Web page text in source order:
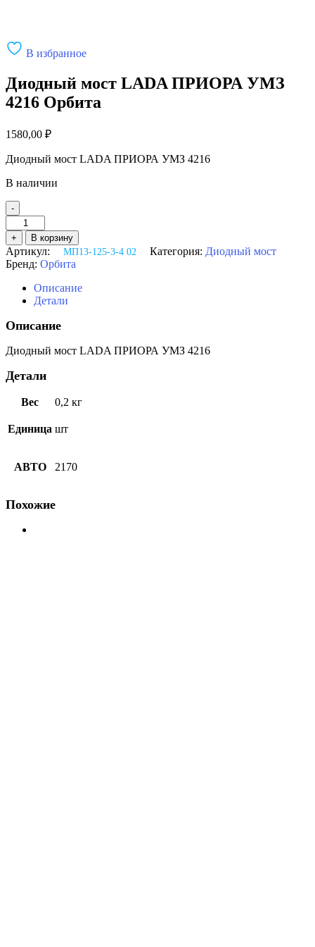
В избранное
Диодный мост LADA ПРИОРА УМЗ
4216 Орбита
1580,00 ₽
Диодный мост LADA ПРИОРА УМЗ 4216
В наличии
-
Количество
товара
Диодный
мост
LADA
ПРИОРА
УМЗ
Орбита
+ В корзину
Артикул: МП13-125-3-4 02 Категория: Диодный мост
Бренд: Орбита
Описание
Детали
Описание
Диодный мост LADA ПРИОРА УМЗ 4216
Детали
Вес 0,2 кг
Единица шт
АВТО 2170
Похожие